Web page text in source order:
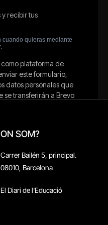
ON SOM?
Carrer Bailén 5, principal.
08010, Barcelona
El Diari de l'Educació